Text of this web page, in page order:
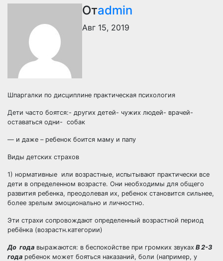
Отadmin
Авг 15, 2019
Шпаргалки по дисциплине практическая психология
Дети часто боятся:- других детей- чужих людей- врачей-
оставаться одни- собак
— и даже – ребенок боится маму и папу
Виды детских страхов
1) нормативные или возрастные, испытывают практически все
дети в определенном возрасте. Они необходимы для общего
развития ребенка, преодолевая их, ребенок становится сильнее,
более зрелым эмоционально и личностно.
Эти страхи сопровождают определенный возрастной период
ребёнка (возрастн.категории)
До года выражаются: в беспокойстве при громких звуках В 2-3
года ребенок может бояться наказаний, боли (например, у